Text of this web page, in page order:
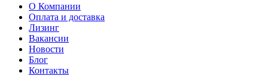
О Компании
Оплата и доставка
Лизинг
Вакансии
Новости
Блог
Контакты